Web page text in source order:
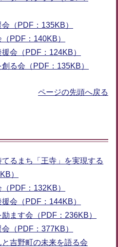
（PDF：135KB）
PDF：140KB）
会（PDF：124KB）
る会（PDF：135KB）
ページの先頭へ戻る
るまち「王寺」を実現する
）
PDF：132KB）
会（PDF：144KB）
ます会（PDF：236KB）
（PDF：377KB）
吉野町の未来を語る会